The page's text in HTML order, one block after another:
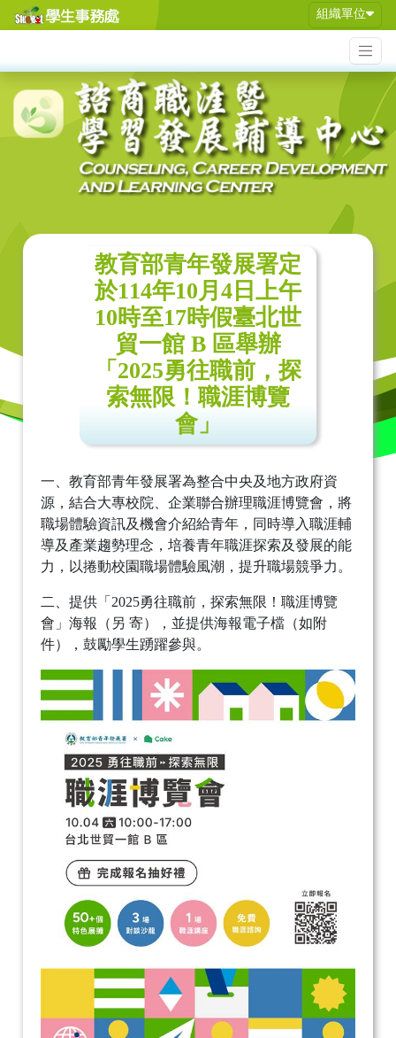
組織單位
教育部青年發展署定
於114年10月4日上午
10時至17時假臺北世
貿一館 B 區舉辦
「2025勇往職前，探
索無限！職涯博覽
會」
一、教育部青年發展署為整合中央及地方政府資
源，結合大專校院、企業聯合辦理職涯博覽會，將
職場體驗資訊及機會介紹給青年，同時導入職涯輔
導及產業趨勢理念，培養青年職涯探索及發展的能
力，以捲動校園職場體驗風潮，提升職場競爭力。
二、提供「2025勇往職前，探索無限！職涯博覽
會」海報（另 寄），並提供海報電子檔（如附
件），鼓勵學生踴躍參與。